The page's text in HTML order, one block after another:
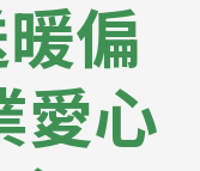
偏
愛心